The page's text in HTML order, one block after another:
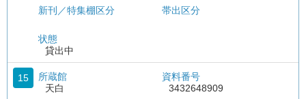
新刊／特集棚区分
状態
貸出中
帯出区分
15
所蔵館
天白
資料番号
3432648909